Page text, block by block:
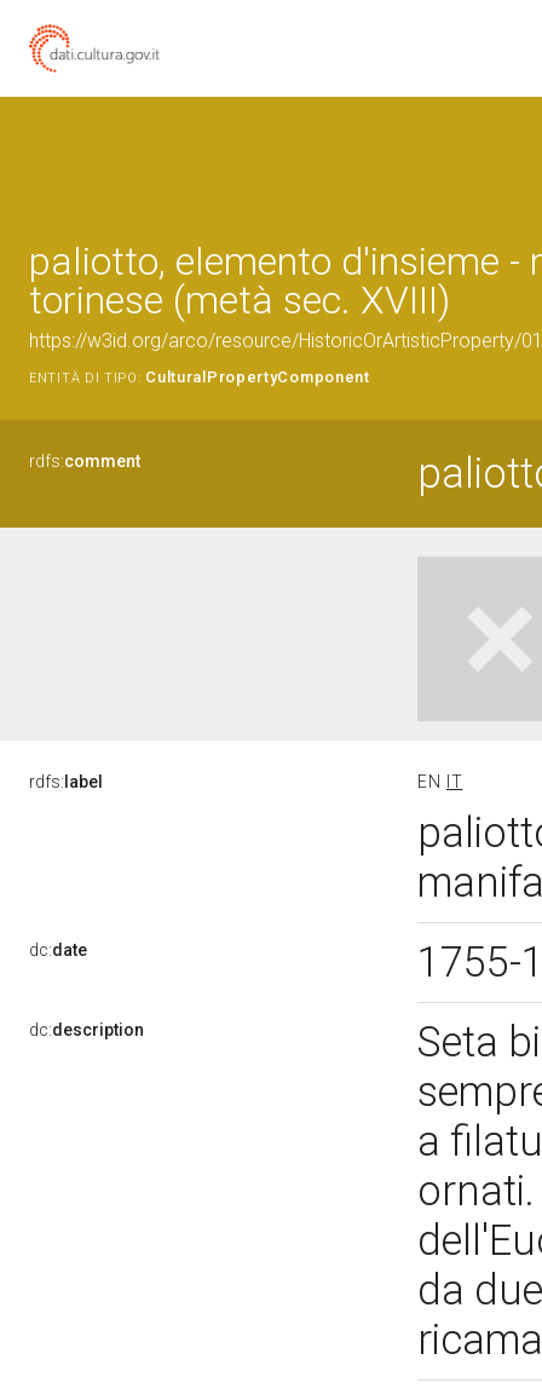
paliotto, elemento d'insieme -
torinese (metà sec. XVIII)
https://w3id.org/arco/resource/HistoricOrArtisticProperty/
ENTITÀ DI TIPO: CulturalPropertyComponent
rdfs:comment
rdfs: label EN IT
dc:date 1755-
dc:description
Seta
a
da